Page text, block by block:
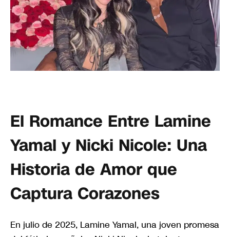
El Romance Entre Lamine
Yamal y Nicki Nicole: Una
Historia de Amor que
Captura Corazones
En julio de 2025, Lamine Yamal, una joven promesa